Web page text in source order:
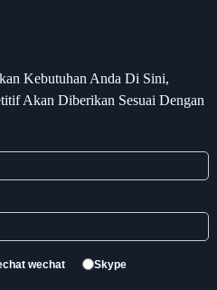
Kebutuhan Anda Di Sini,
Akan Diberikan Sesuai Dengan
wechat
Skype